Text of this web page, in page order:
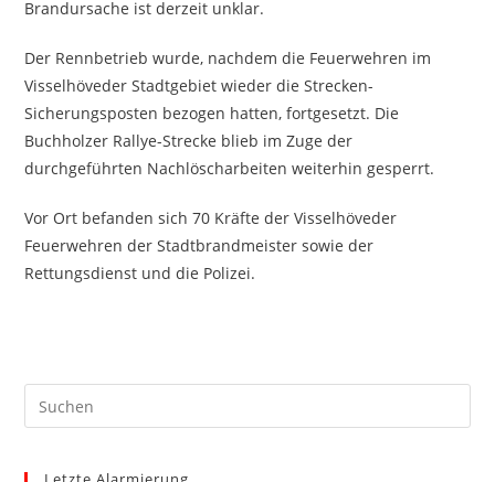
Brandursache ist derzeit unklar.
Der Rennbetrieb wurde, nachdem die Feuerwehren im
Visselhöveder Stadtgebiet wieder die Strecken-
Sicherungsposten bezogen hatten, fortgesetzt. Die
Buchholzer Rallye-Strecke blieb im Zuge der
durchgeführten Nachlöscharbeiten weiterhin gesperrt.
Vor Ort befanden sich 70 Kräfte der Visselhöveder
Feuerwehren der Stadtbrandmeister sowie der
Rettungsdienst und die Polizei.